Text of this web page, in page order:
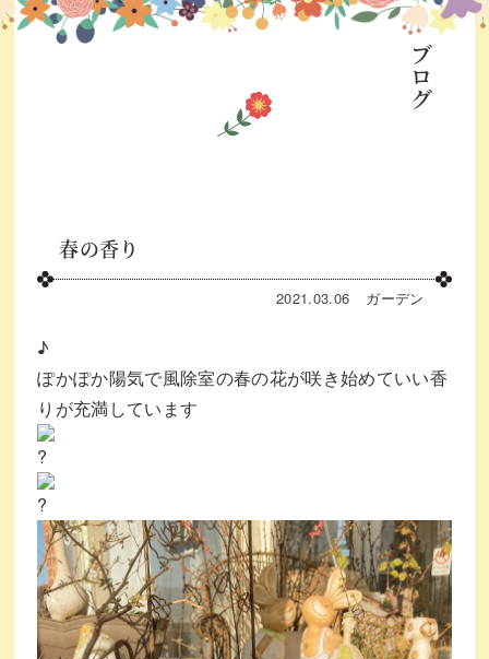
ブログ
春の香り
2021.03.06 ガーデン
♪
ぽかぽか陽気で風除室の春の花が咲き始めていい香
りが充満しています